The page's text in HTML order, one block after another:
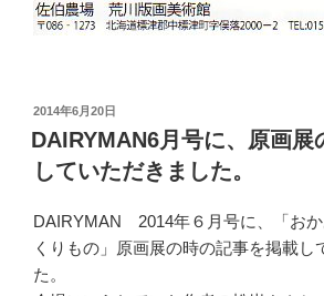
投
稿
日:
2014年6月20日
DAIRYMAN6月号に、原画展
していただきました。
DAIRYMAN 2014年６月号に、「お
くりもの」原画展の時の記事を掲載し
た。